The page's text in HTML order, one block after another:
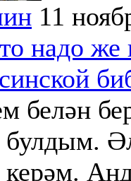
11
надо же
белән
булдым.
керәм.